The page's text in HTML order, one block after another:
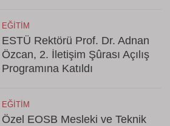
EĞITIM
ESTÜ Rektörü Prof. Dr. Adnan
Özcan, 2. İletişim Şûrası Açılış
Programına Katıldı
EĞITIM
Özel EOSB Mesleki ve Teknik